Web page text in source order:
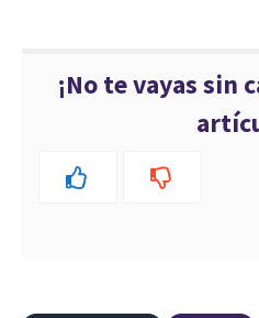
¡No te vayas sin